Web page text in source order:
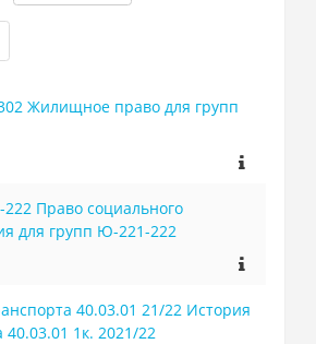
Жилищное право для групп
Право социального
для групп Ю-221-222
40.03.01 21/22 История
40.03.01 1к. 2021/22